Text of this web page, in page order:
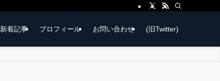
新着記事 プロフィール お問い合わせ (旧Twitter)